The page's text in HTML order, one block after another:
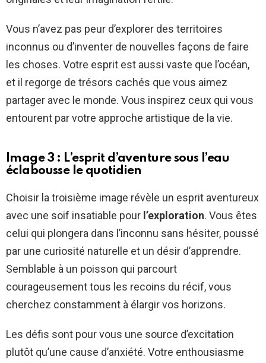
Vous n’avez pas peur d’explorer des territoires
inconnus ou d’inventer de nouvelles façons de faire
les choses. Votre esprit est aussi vaste que l’océan,
et il regorge de trésors cachés que vous aimez
partager avec le monde. Vous inspirez ceux qui vous
entourent par votre approche artistique de la vie.
Image 3 : L’esprit d’aventure sous l’eau
éclabousse le quotidien
Choisir la troisième image révèle un esprit aventureux
avec une soif insatiable pour l’exploration. Vous êtes
celui qui plongera dans l’inconnu sans hésiter, poussé
par une curiosité naturelle et un désir d’apprendre.
Semblable à un poisson qui parcourt
courageusement tous les recoins du récif, vous
cherchez constamment à élargir vos horizons.
Les défis sont pour vous une source d’excitation
plutôt qu’une cause d’anxiété. Votre enthousiasme